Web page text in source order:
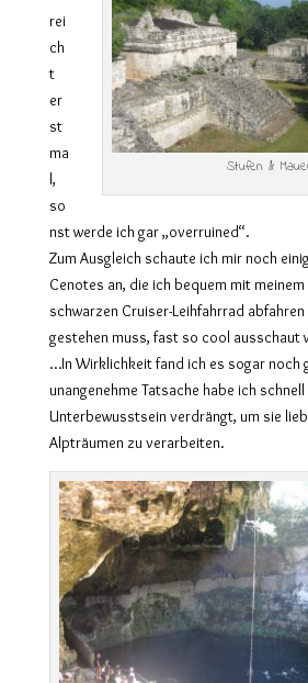
Stufen &
rei
ch
t
er
st
ma
l,
so
nst werde ich gar „overruined“.
Zum Ausgleich schaute ich mir noch
Cenotes an, die ich bequem mit
schwarzen Cruiser-Leihfahrrad
gestehen muss, fast so cool ausschaut
…In Wirklichkeit fand ich es sogar noch
unangenehme Tatsache habe ich schnell
Unterbewusstsein verdrängt, um sie
Alpträumen zu verarbeiten.